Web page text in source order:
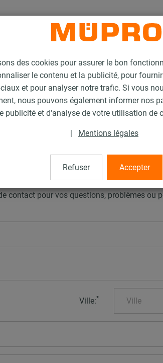
des cookies pour assurer le bon
le contenu et la publicité, pour
et pour analyser notre trafic. Si vous
nous pouvons également informer nos
publicité et d'analyse de votre utilisation de
| Mentions légales
Refuser Accepter
contact pour vos questions, problèmes ou
Ville:*